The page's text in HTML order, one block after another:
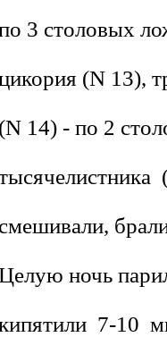
3 столовых
(N 13),
(N 14) - по 2
смешивали,
ночь
7-10